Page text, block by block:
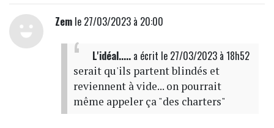
Zemle 27/03/2023 à 20:00
L'idéal.....a écrit le 27/03/2023 à 18h52
serait qu'ils partent blindés et
reviennent à vide... on pourrait
même appeler ça "des charters"